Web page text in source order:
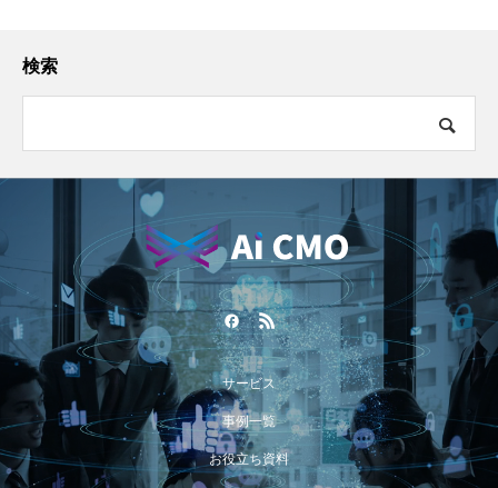
検索
サービス
事例一覧
お役立ち資料